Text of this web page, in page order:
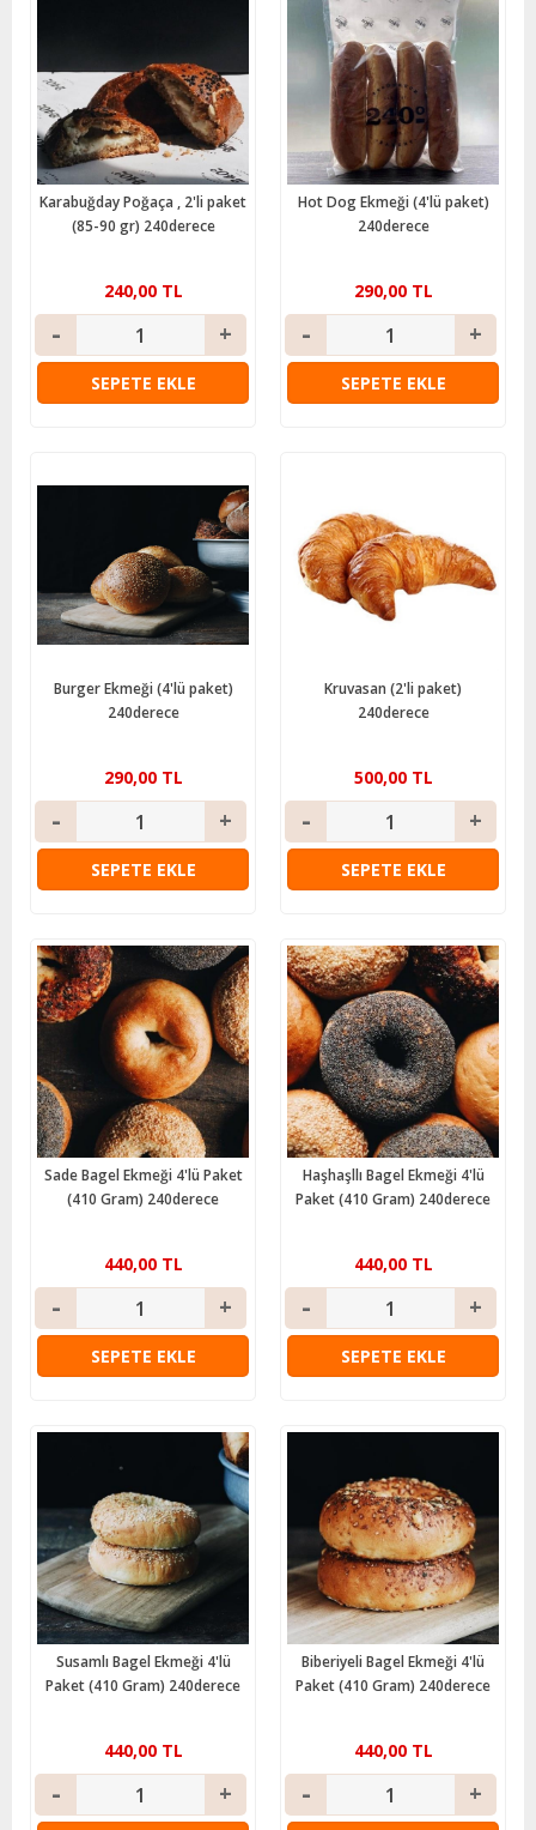
Karabuğday Poğaça , 2'li paket
(85-90 gr) 240derece
240,00 TL
SEPETE EKLE
Hot Dog Ekmeği (4'lü paket)
240derece
290,00 TL
SEPETE EKLE
Burger Ekmeği (4'lü paket)
240derece
290,00 TL
SEPETE EKLE
Kruvasan (2'li paket)
240derece
500,00 TL
SEPETE EKLE
Sade Bagel Ekmeği 4'lü Paket
(410 Gram) 240derece
440,00 TL
SEPETE EKLE
Haşhaşllı Bagel Ekmeği 4'lü
Paket (410 Gram) 240derece
440,00 TL
SEPETE EKLE
Susamlı Bagel Ekmeği 4'lü
Paket (410 Gram) 240derece
440,00 TL
Biberiyeli Bagel Ekmeği 4'lü
Paket (410 Gram) 240derece
440,00 TL